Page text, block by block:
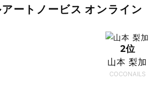
ートノービス オンライン
2位
山本 梨加
COCONAILS